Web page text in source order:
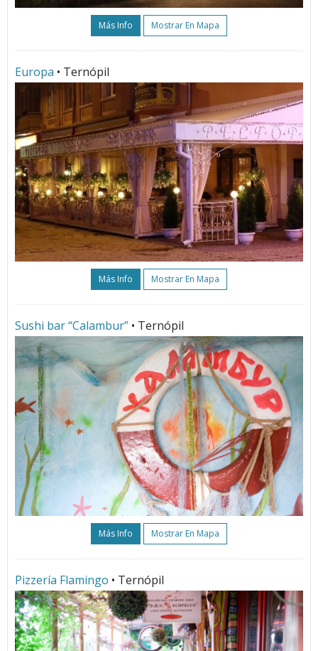
Más Info Mostrar En Mapa
Europa • Ternópil
Más Info Mostrar En Mapa
Sushi bar “Calambur” • Ternópil
Más Info Mostrar En Mapa
Pizzería Flamingo • Ternópil